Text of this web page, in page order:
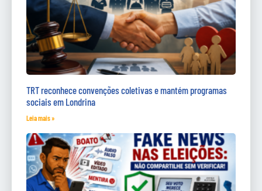
TRT reconhece convenções coletivas e mantém programas
sociais em Londrina
Leia mais »